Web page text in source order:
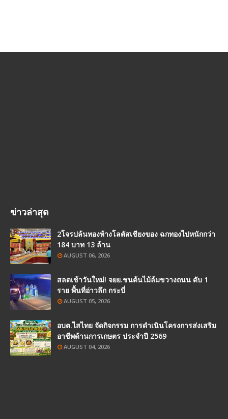
ข่าวล่าสุด
2โจรปล้นทองห้างโลตัสเชียงของ ฉกทองไปหนักกว่า
184 บาท 13 ล้าน
AUGUST 06, 2026
สลดเช้าวันใหม่! จยย.ชนต้นไม้ล้มขวางถนน ดับ 1
ราย พื้นที่อ่าวลึก กระบี่
AUGUST 05, 2026
อบต.ไสไทย จัดกิจกรรม การดำเนินโครงการส่งเสริม
อาชีพด้านการเกษตร ประจำปี 2569
AUGUST 04, 2026